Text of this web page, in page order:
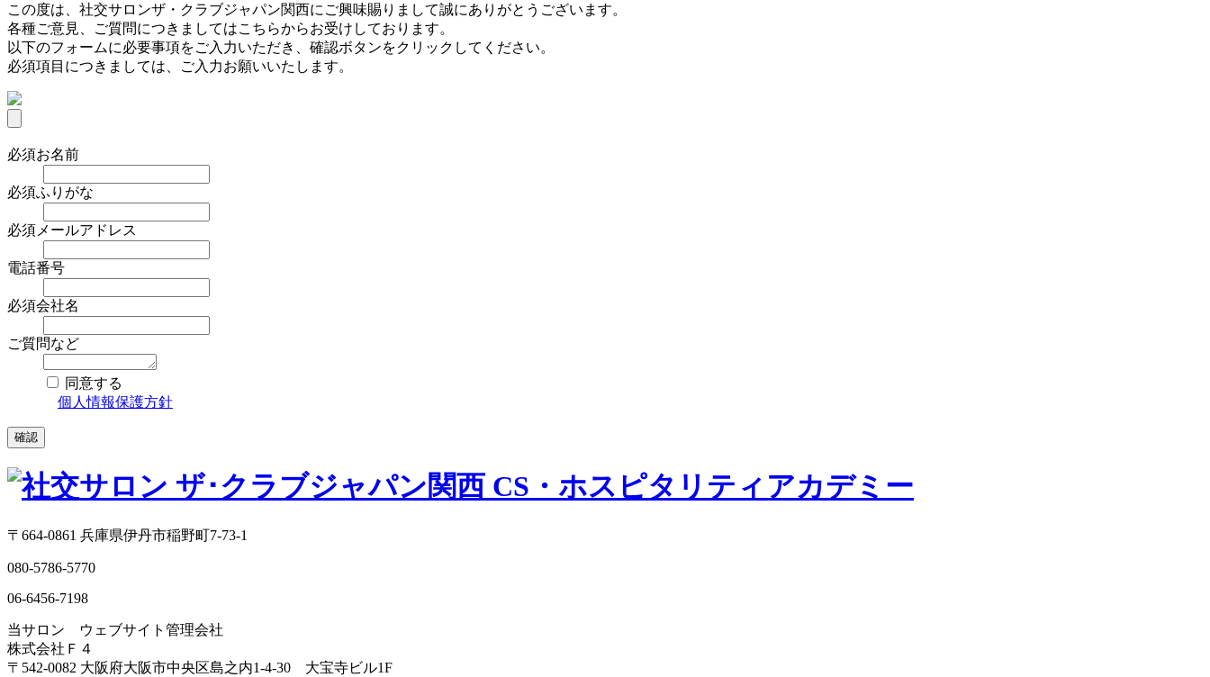
この度は、社交サロンザ・クラブジャパン関西にご興味賜りまして誠にありがとうございます。
各種ご意見、ご質問につきましてはこちらからお受けしております。
以下のフォームに必要事項をご入力いただき、確認ボタンをクリックしてください。
必須項目につきましては、ご入力お願いいたします。
必須お名前
必須ふりがな
必須 メールアドレス
電話番号
必須会社名
ご質問など
同意する
個人情報保護方針
確認
〒664-0861 兵庫県伊丹市稲野町7-73-1
080-5786-5770
06-6456-7198
当サロン ウェブサイト管理会社
株式会社Ｆ４
〒542-0082 大阪府大阪市中央区島之内1-4-30 大宝寺ビル1F